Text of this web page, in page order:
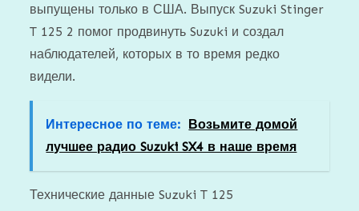
выпущены только в США. Выпуск Suzuki Stinger
T 125 2 помог продвинуть Suzuki и создал
наблюдателей, которых в то время редко
видели.
Интересное по теме: Возьмите домой
лучшее радио Suzuki SX4 в наше время
Технические данные Suzuki T 125